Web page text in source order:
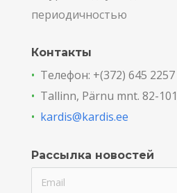
периодичностью
Контакты
• Телефон: +(372) 645 2257
• Tallinn, Pärnu mnt. 82-101
• kardis@kardis.ee
Рассылка новостей